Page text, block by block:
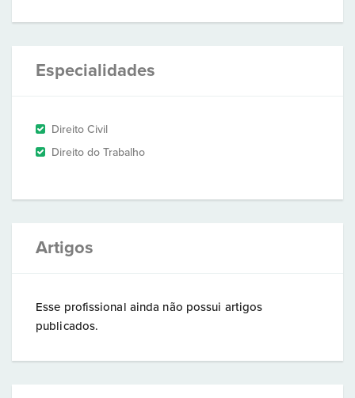
Especialidades
Direito Civil
Direito do Trabalho
Artigos
Esse profissional ainda não possui artigos
publicados.